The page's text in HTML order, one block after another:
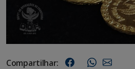
Compartilhar: